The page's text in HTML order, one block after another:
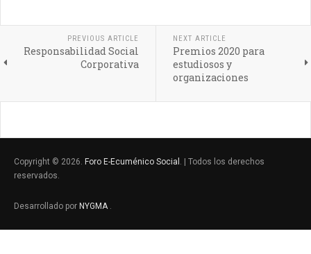
PREVIOUS ARTICLE
Responsabilidad Social
Corporativa
NEXT ARTICLE
Premios 2020 para
estudiosos y
organizaciones
Copyright © 2026. Foro E-Ecuménico Social . | Todos los derechos
reservados.
Desarrollado por NYGMA .